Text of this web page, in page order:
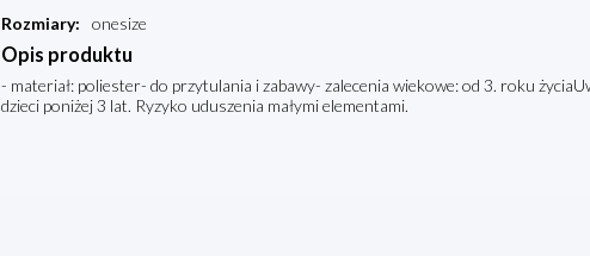
Rozmiary: onesize
Opis produktu
- materiał: poliester- do przytulania i zabawy- zalecenia wiekowe: od 3. roku
dzieci poniżej 3 lat. Ryzyko uduszenia małymi elementami.